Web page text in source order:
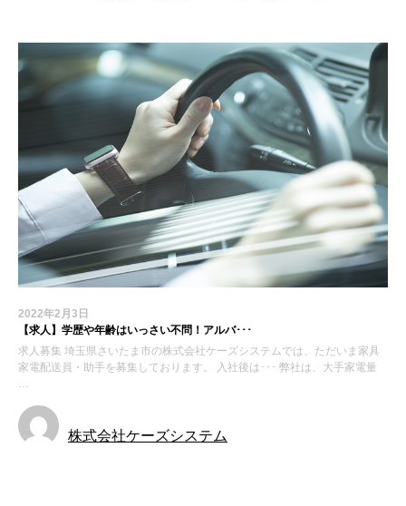
2022年2月3日
【求人】学歴や年齢はいっさい不問！アルバ･･･
求人募集 埼玉県さいたま市の株式会社ケーズシステムでは、ただいま家具
家電配送員・助手を募集しております。 入社後は･･･ 弊社は、大手家電量
…
株式会社ケーズシステム